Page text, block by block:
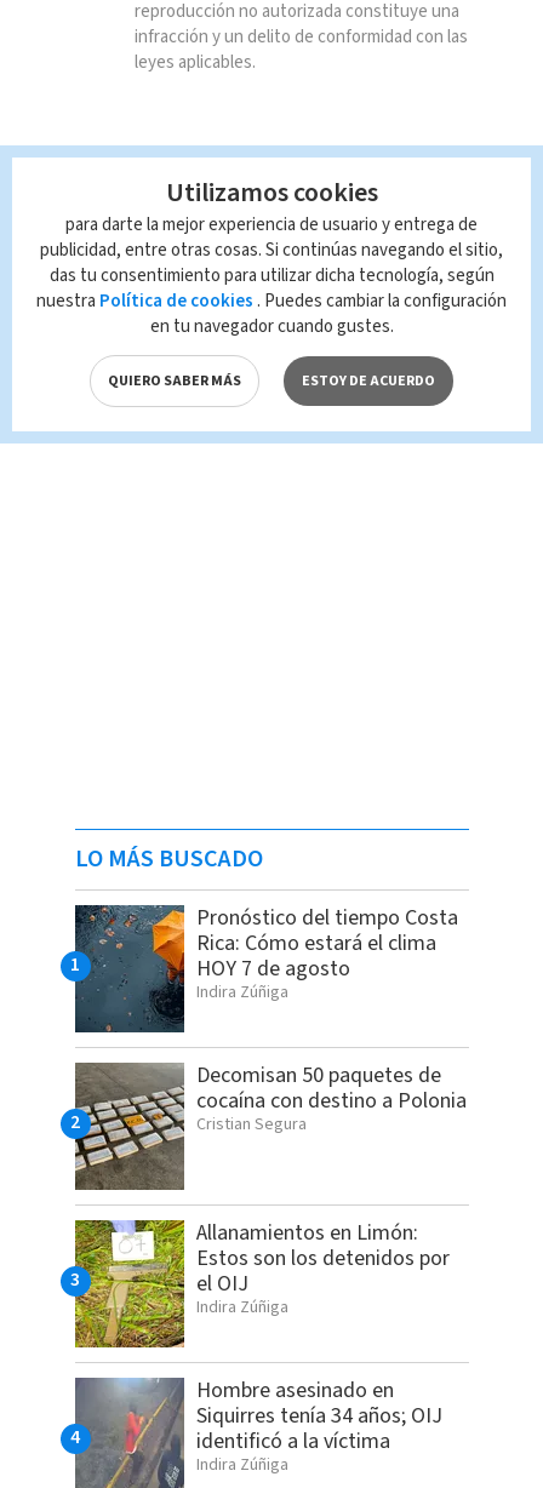
reproducción no autorizada constituye una
infracción y un delito de conformidad con las
leyes aplicables.
LO MÁS BUSCADO
Pronóstico del tiempo Costa
Rica: Cómo estará el clima
HOY 7 de agosto
Indira Zúñiga
Decomisan 50 paquetes de
cocaína con destino a Polonia
Cristian Segura
Allanamientos en Limón:
Estos son los detenidos por
el OIJ
Indira Zúñiga
Hombre asesinado en
Siquirres tenía 34 años; OIJ
identificó a la víctima
Indira Zúñiga
Utilizamos cookies
para darte la mejor experiencia de usuario y entrega de
publicidad, entre otras cosas. Si continúas navegando el sitio,
das tu consentimiento para utilizar dicha tecnología, según
nuestra Política de cookies . Puedes cambiar la configuración
en tu navegador cuando gustes.
QUIERO SABER MÁS ESTOY DE ACUERDO